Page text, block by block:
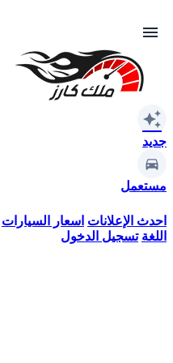
menu
auto_awesome
جديد
مستعمل
احدث الإعلانات اسعار السيارات
اللغة تسجيل الدخول